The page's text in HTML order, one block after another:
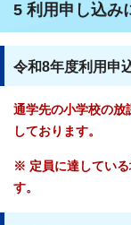
5 利用申し込み
令和8年度利用申
通学先の小学校の放
しております。
※ 定員に達している
す。